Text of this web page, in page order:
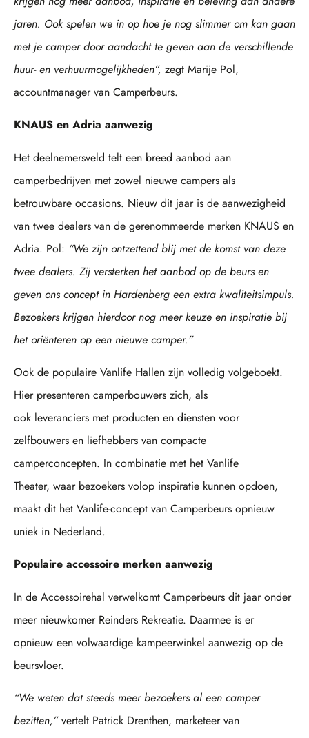
jaren. Ook spelen we in op hoe je nog slimmer om kan gaan
met je camper door aandacht te geven aan de verschillende
huur- en verhuurmogelijkheden”, zegt Marije Pol,
accountmanager van Camperbeurs.
KNAUS en Adria aanwezig
Het deelnemersveld telt een breed aanbod aan
camperbedrijven met zowel nieuwe campers als
betrouwbare occasions. Nieuw dit jaar is de aanwezigheid
van twee dealers van de gerenommeerde merken KNAUS en
Adria. Pol: “We zijn ontzettend blij met de komst van deze
twee dealers. Zij versterken het aanbod op de beurs en
geven ons concept in Hardenberg een extra kwaliteitsimpuls.
Bezoekers krijgen hierdoor nog meer keuze en inspiratie bij
het oriënteren op een nieuwe camper.”
Ook de populaire Vanlife Hallen zijn volledig volgeboekt.
Hier presenteren camperbouwers zich, als
ook leveranciers met producten en diensten voor
zelfbouwers en liefhebbers van compacte
camperconcepten. In combinatie met het Vanlife
Theater, waar bezoekers volop inspiratie kunnen opdoen,
maakt dit het Vanlife-concept van Camperbeurs opnieuw
uniek in Nederland.
Populaire accessoire merken aanwezig
In de Accessoirehal verwelkomt Camperbeurs dit jaar onder
meer nieuwkomer Reinders Rekreatie. Daarmee is er
opnieuw een volwaardige kampeerwinkel aanwezig op de
beursvloer.
“We weten dat steeds meer bezoekers al een camper
bezitten,”vertelt Patrick Drenthen, marketeer van